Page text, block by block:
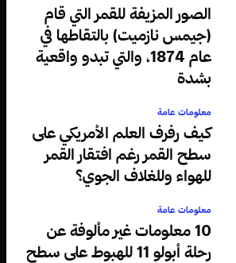
الصور المزيفة للقمر التي قام
(جيمس نازميت) بالتقاطها في
عام 1874، والتي تبدو واقعية
بشدة
معلومات عامة
كيف رفرف العلم الأمريكي على
سطح القمر رغم افتقار القمر
للهواء وللغلاف الجوي؟
معلومات عامة
10 معلومات غير مألوفة عن
رحلة أبولو 11 للهبوط على سطح